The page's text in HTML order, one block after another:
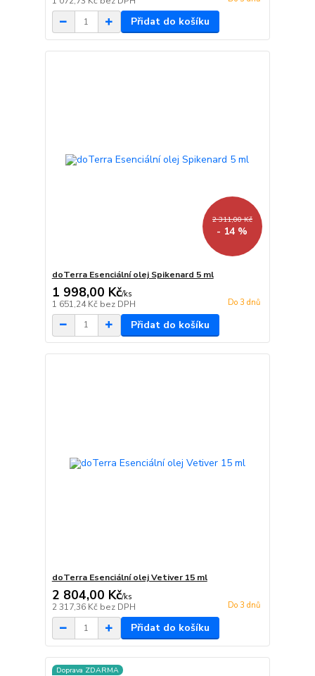
Přidat do košíku
2 311,00 Kč
- 14 %
doTerra Esenciální olej Spikenard 5 ml
1 998,00 Kč/ks
1 651,24 Kč bez DPH Do 3 dnů
Přidat do košíku
doTerra Esenciální olej Vetiver 15 ml
2 804,00 Kč/ks
2 317,36 Kč bez DPH Do 3 dnů
Přidat do košíku
Doprava ZDARMA